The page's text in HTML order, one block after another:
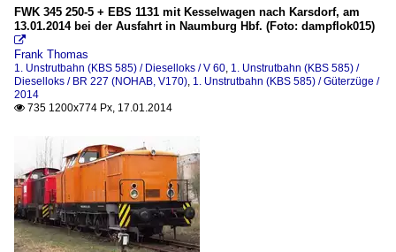
FWK 345 250-5 + EBS 1131 mit Kesselwagen nach Karsdorf, am
13.01.2014 bei der Ausfahrt in Naumburg Hbf. (Foto: dampflok015)

Frank Thomas
1. Unstrutbahn (KBS 585) / Dieselloks / V 60, 1. Unstrutbahn (KBS 585) /
Dieselloks / BR 227 (NOHAB, V170), 1. Unstrutbahn (KBS 585) / Güterzüge /
2014
 735 1200x774 Px, 17.01.2014